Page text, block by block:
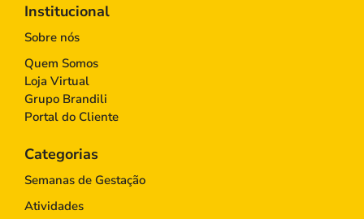
Institucional
Sobre nós
Quem Somos
Loja Virtual
Grupo Brandili
Portal do Cliente
Categorias
Semanas de Gestação
Atividades